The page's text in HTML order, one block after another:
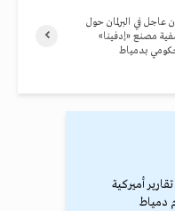
عاجل في البرلمان حول
مصنع «إدفينا»
بدمياط
أميركية
دمياط